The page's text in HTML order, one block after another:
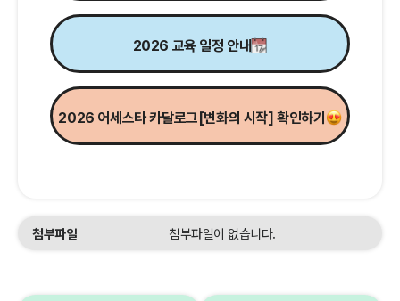
2026 교육 일정 안내
2026 어세스타 카달로그[변화의 시작] 확인하기
첨부파일 첨부파일이 없습니다.